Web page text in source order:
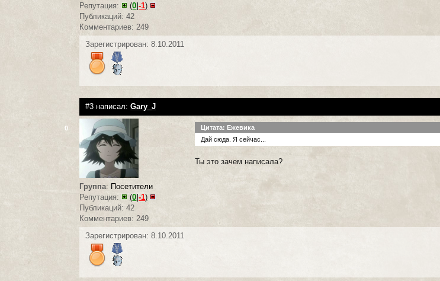
Репутация:
(0 |-1)
Публикаций: 42
Комментариев: 249
Зарегистрирован: 8.10.2011
#3 написал:Gary_J
0
Группа: Посетители
Репутация:
(0 |-1)
Публикаций: 42
Комментариев: 249
Цитата: Ежевика
Дай сюда. Я сейчас...
Ты это зачем написала?
Зарегистрирован: 8.10.2011